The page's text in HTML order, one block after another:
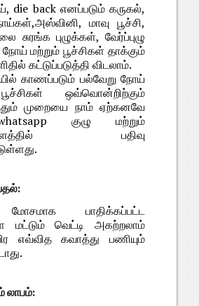
die back எனப்படும் கருகல்,
மாவு பூச்சி,
சுரங்க புழுக்கள், வேர்ப்புழு
நோய் மற்றும் பூச்சிகள் தாக்கும்
கட்டுப்படுத்தி விடலாம்.
காணப்படும் பல்வேறு நோய்
ஒவ்வொன்றிற்கும்
முறையை நாம் ஏற்கனவே
குழு மற்றும்
பதிவு
மோசமாக பாதிக்கப்பட்ட
மட்டும் வெட்டி அகற்றலாம்
எவ்வித கவாத்து பணியும்
லாபம்: